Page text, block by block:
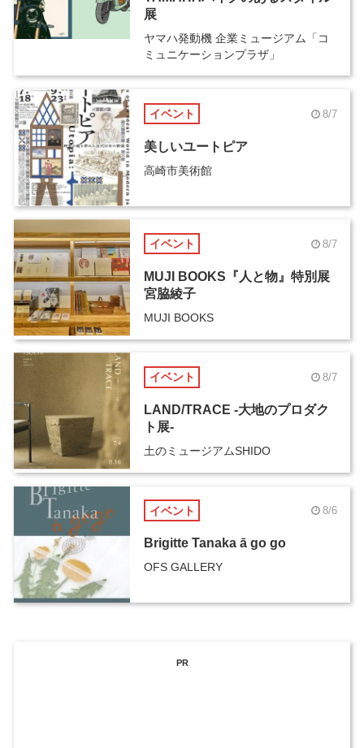
展
ヤマハ発動機 企業ミュージアム「コ
ミュニケーションプラザ」
イベント 8/7
美しいユートピア
高崎市美術館
イベント 8/7
MUJI BOOKS『人と物』特別展
宮脇綾子
MUJI BOOKS
イベント 8/7
LAND/TRACE -大地のプロダク
ト展-
土のミュージアムSHIDO
イベント 8/6
Brigitte Tanaka ā go go
OFS GALLERY
PR